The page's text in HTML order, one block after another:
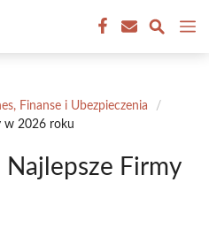
Finanse i Ubezpieczenia
/
w 2026 roku
Najlepsze Firmy